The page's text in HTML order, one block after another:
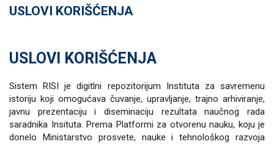
USLOVI KORIŠĆENJA
USLOVI KORIŠĆENJA
Sistem RISI je digitlni repozitorijum Instituta za savremenu
istoriju koji omogućava čuvanje, upravljanje, trajno arhiviranje,
javnu prezentaciju i diseminaciju rezultata naučnog rada
saradnika Insituta. Prema Platformi za otvorenu nauku, koju je
donelo Ministarstvo prosvete, nauke i tehnološkog razvoja